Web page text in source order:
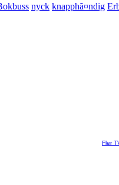
nyck knapphã¤ndig
Fler